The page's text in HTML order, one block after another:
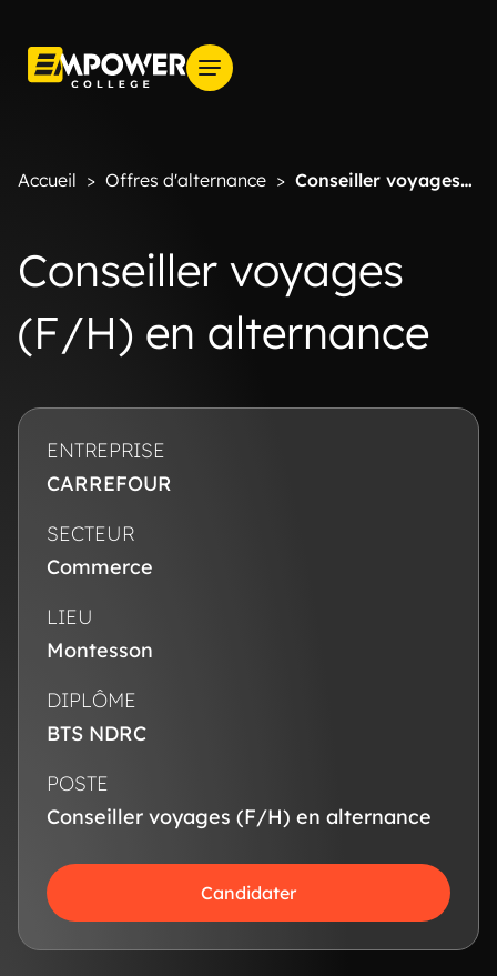
Accueil > Offres d'alternance > Conseiller voyages
Conseiller voyages
(F/H) en alternance
ENTREPRISE
CARREFOUR
SECTEUR
Commerce
LIEU
Montesson
DIPLÔME
BTS NDRC
POSTE
Conseiller voyages (F/H) en alternance
Candidater